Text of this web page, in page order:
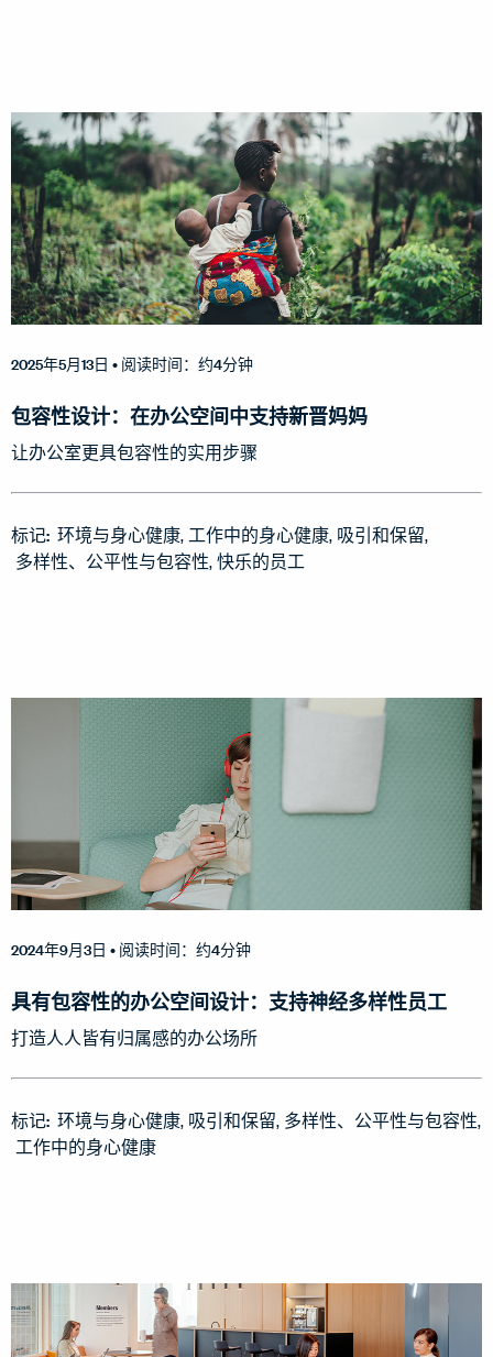
2025年5月13日 • 阅读时间：约4分钟
包容性设计：在办公空间中支持新晋妈妈
让办公室更具包容性的实用步骤
标记: 环境与身心健康 工作中的身心健康 吸引和保留
多样性、公平性与包容性 快乐的员工
2024年9月3日 • 阅读时间：约4分钟
具有包容性的办公空间设计：支持神经多样性员工
打造人人皆有归属感的办公场所
标记: 环境与身心健康 吸引和保留 多样性、公平性与包容性
工作中的身心健康